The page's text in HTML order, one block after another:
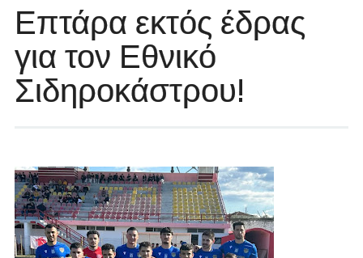
Επτάρα εκτός έδρας
για τον Εθνικό
Σιδηροκάστρου!